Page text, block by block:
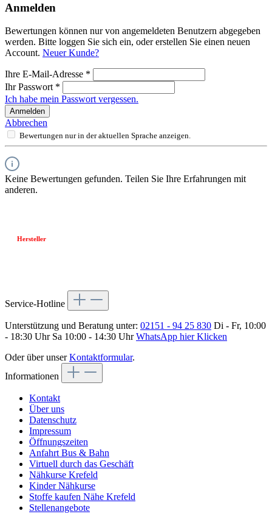
Anmelden
Bewertungen können nur von angemeldeten Benutzern abgegeben
werden. Bitte loggen Sie sich ein, oder erstellen Sie einen neuen
Account. Neuer Kunde?
Ihre E-Mail-Adresse *
Ihr Passwort *
Ich habe mein Passwort vergessen.
Anmelden
Abbrechen
Bewertungen nur in der aktuellen Sprache anzeigen.
Keine Bewertungen gefunden. Teilen Sie Ihre Erfahrungen mit
anderen.
Hersteller
Service-Hotline
Unterstützung und Beratung unter: 02151 - 94 25 830 Di - Fr, 10:00
- 18:30 Uhr Sa 10:00 - 14:30 UhrWhatsApp hier Klicken
Oder über unserKontaktformular.
Informationen
Kontakt
Über uns
Datenschutz
Impressum
Öffnungszeiten
Anfahrt Bus & Bahn
Virtuell durch das Geschäft
Nähkurse Krefeld
Kinder Nähkurse
Stoffe kaufen Nähe Krefeld
Stellenangebote